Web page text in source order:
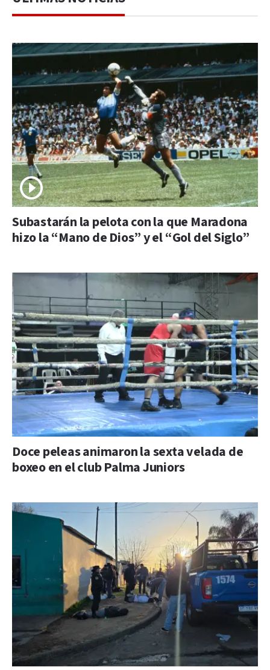
Subastarán la pelota con la que Maradona
hizo la “Mano de Dios” y el “Gol del Siglo”
Doce peleas animaron la sexta velada de
boxeo en el club Palma Juniors